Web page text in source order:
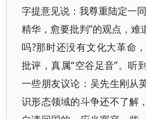
字提意见说：我尊重陆定一
精华，愈要批判”的观点，
吗?那时还没有文化大革命
批评，真属“空谷足音”。听
一些朋友议论：吴先生刚从
识形态领域的斗争还不了解